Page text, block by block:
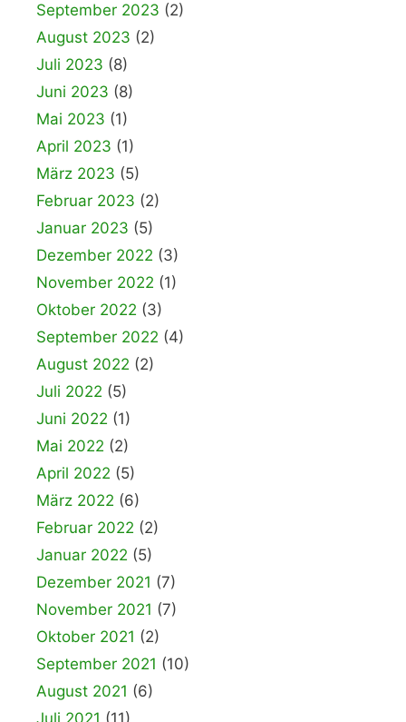
September 2023 (2)
August 2023 (2)
Juli 2023 (8)
Juni 2023 (8)
Mai 2023 (1)
April 2023 (1)
März 2023 (5)
Februar 2023 (2)
Januar 2023 (5)
Dezember 2022 (3)
November 2022 (1)
Oktober 2022 (3)
September 2022 (4)
August 2022 (2)
Juli 2022 (5)
Juni 2022 (1)
Mai 2022 (2)
April 2022 (5)
März 2022 (6)
Februar 2022 (2)
Januar 2022 (5)
Dezember 2021 (7)
November 2021 (7)
Oktober 2021 (2)
September 2021 (10)
August 2021 (6)